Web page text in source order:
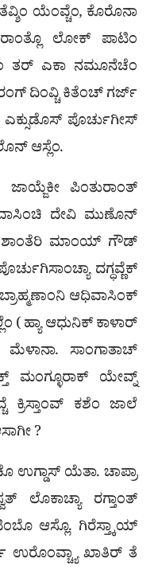
ಯೆಂವ್ಚೆಂ, ಕೊರೊನಾ
ಲೋಕ್ ಪಾಟಿಂ
ತರ್ ಎಕಾ ನಮೂನೆಚೆಂ
ದಿಂವ್ಚಿ ಕಿತೆಂಚ್ ಗರ್ಜ್
ಪೊರ್ಚುಗೀಸ್
ಆಸ್ಲೆಂ.
ಪಿಂತುರಾಂತ್
ದೇವಿ ಮುಣೊನ್
ಶಾಂತೆರಿ ಮಾಂಯ್ ಗೌಡ್
ದಗ್ಧವ್ಣೆಕ್
ಆಧಿವಾಸಿಂಕ್
( ಹ್ಯಾ ಆಧುನಿಕ್ ಕಾಳಾರ್
ಸಾಂಗಾತಾಚ್
ಮಂಗ್ಳೂರಾಕ್ ಯೇವ್ನ್
ಕಶೆಂ ಜಾಲೆ
?
ಉಗ್ಡಾಸ್ ಯೆತಾ. ಚಾಪ್ರಾ
ಲೊಕಾಚ್ಯಾ ರಗ್ತಾಂತ್
ಆಸ್ಲೊ. ಗಿರೆಸ್ತ್ಕಾಯ್
ಉರೊಂವ್ಚ್ಯಾ ಖಾತಿರ್ ತೆ